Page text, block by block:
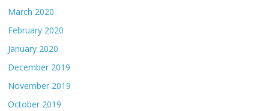
March 2020
February 2020
January 2020
December 2019
November 2019
October 2019